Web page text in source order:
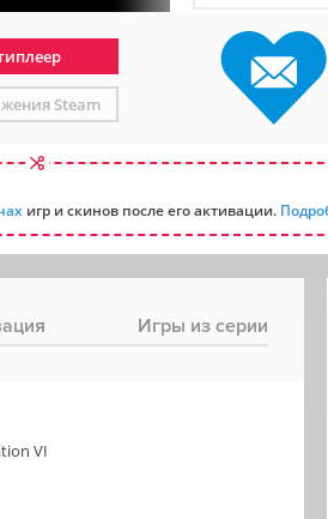
Steam
игр и скинов после его активации.
Игры из серии
VI